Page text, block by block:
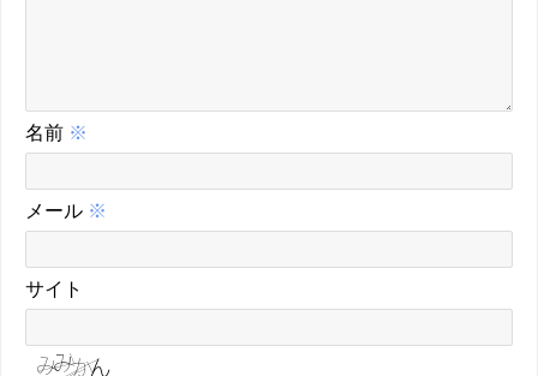
名前 ※
メール ※
サイト